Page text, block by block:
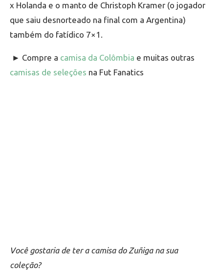
x Holanda e o manto de Christoph Kramer (o jogador
que saiu desnorteado na final com a Argentina)
também do fatídico 7×1.
► Compre a camisa da Colômbia e muitas outras
camisas de seleções na Fut Fanatics
Você gostaria de ter a camisa do Zuñiga na sua
coleção?